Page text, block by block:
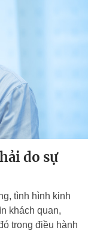
do sự
tình hình kinh
khách quan,
trong điều hành